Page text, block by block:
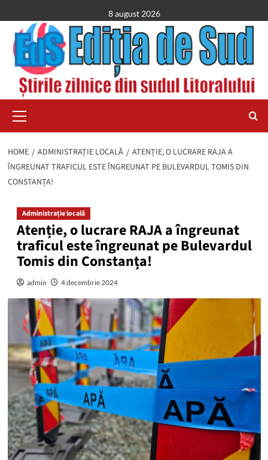
to
content
8 august 2026
Menu
HOME ADMINISTRAȚIE LOCALĂ
ATENȚIE, O LUCRARE RAJA A
ÎNGREUNAT TRAFICUL ESTE ÎNGREUNAT PE BULEVARDUL TOMIS DIN
CONSTANȚA!
Administrație locală
Atenție, o lucrare RAJA a îngreunat
traficul este îngreunat pe Bulevardul
Tomis din Constanța!
admin 4 decembrie 2024